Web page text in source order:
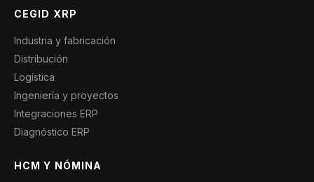
CEGID XRP
Industria y fabricación
Distribución
Logística
Ingeniería y proyectos
Integraciones ERP
Diagnóstico ERP
HCM Y NÓMINA